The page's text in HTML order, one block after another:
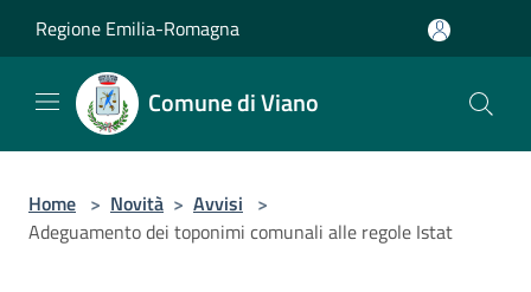
Regione Emilia-Romagna
Comune di Viano
Home > Novità > Avvisi >
Adeguamento dei toponimi comunali alle regole Istat